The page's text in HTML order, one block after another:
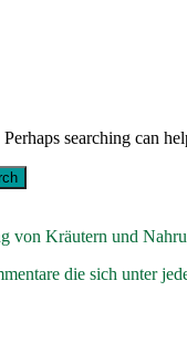
searching can
Kräutern und
die sich unter